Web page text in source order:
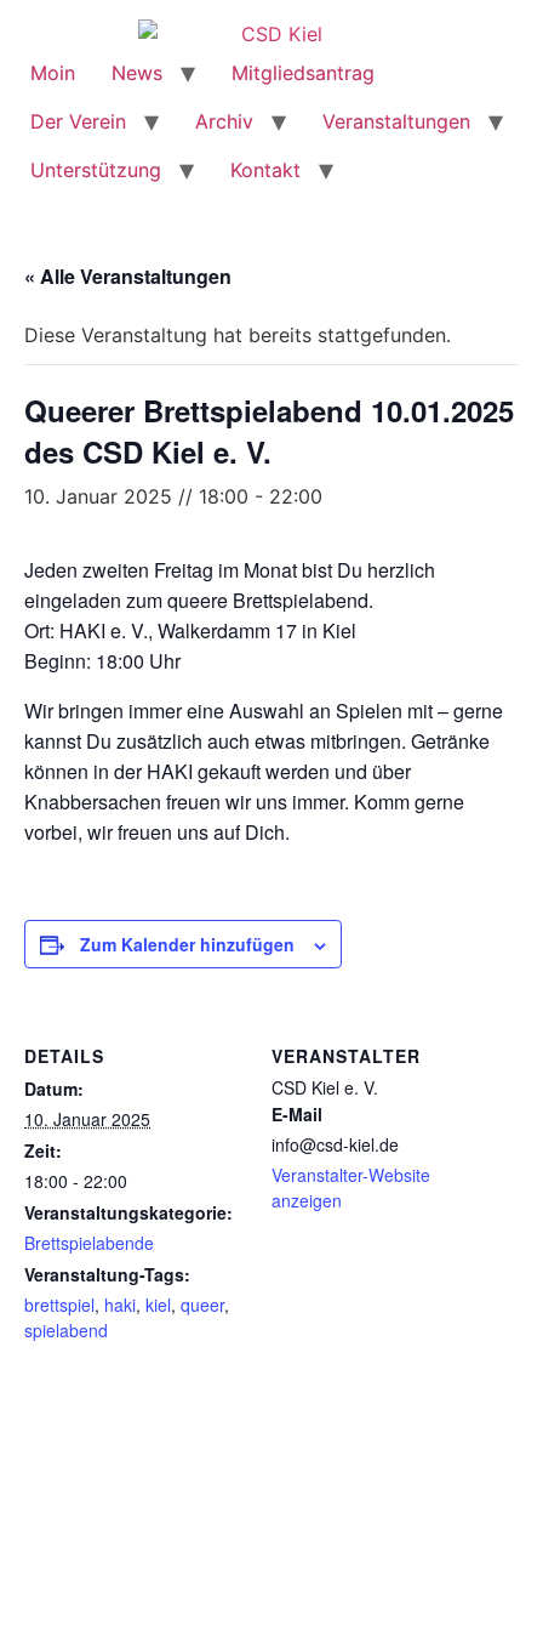
Moin News
Mitgliedsantrag
Der Verein
Archiv
Veranstaltungen
Unterstützung
Kontakt
« Alle Veranstaltungen
Diese Veranstaltung hat bereits stattgefunden.
Queerer Brettspielabend 10.01.2025
des CSD Kiel e. V.
10. Januar 2025 // 18:00 - 22:00
Jeden zweiten Freitag im Monat bist Du herzlich
eingeladen zum queere Brettspielabend.
Ort: HAKI e. V., Walkerdamm 17 in Kiel
Beginn: 18:00 Uhr
Wir bringen immer eine Auswahl an Spielen mit – gerne
kannst Du zusätzlich auch etwas mitbringen. Getränke
können in der HAKI gekauft werden und über
Knabbersachen freuen wir uns immer. Komm gerne
vorbei, wir freuen uns auf Dich.
Zum Kalender hinzufügen
DETAILS
Datum:
10. Januar 2025
Zeit:
18:00 - 22:00
Veranstaltungskategorie:
Brettspielabende
Veranstaltung-Tags:
brettspiel, haki, kiel, queer,
spielabend
VERANSTALTER
CSD Kiel e. V.
E-Mail
info@csd-kiel.de
Veranstalter-Website
anzeigen